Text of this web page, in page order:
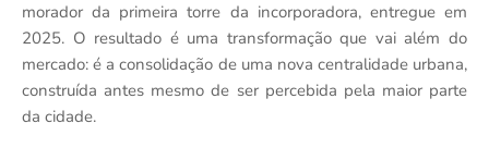
morador da primeira torre da incorporadora, entregue em
2025. O resultado é uma transformação que vai além do
mercado: é a consolidação de uma nova centralidade urbana,
construída antes mesmo de ser percebida pela maior parte
da cidade.